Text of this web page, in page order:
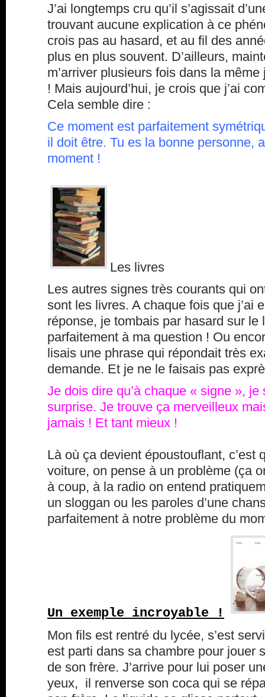
J’ai longtemps cru qu’il s’agissait
trouvant aucune explication à ce
crois pas au hasard, et au fil des
plus en plus souvent. D’ailleurs,
m’arriver plusieurs fois dans la même
! Mais aujourd’hui, je crois que j’ai
Cela semble dire :
Ce moment est parfaitement
il doit être. Tu es la bonne personne,
moment !
Les livres
Les autres signes très courants qui
sont les livres. A chaque fois que j’ai
réponse, je tombais par hasard sur le
parfaitement à ma question ! Ou
lisais une phrase qui répondait très
demande. Et je ne le faisais pas
Je dois dire qu’à chaque « signe »,
surprise. Je trouve ça merveilleux
jamais ! Et tant mieux !
Là où ça devient époustouflant, c’est
voiture, on pense à un problème (ça
à coup, à la radio on entend
un sloggan ou les paroles d’une
parfaitement à notre problème du
Un exemple incroyable !
Mon fils est rentré du lycée, s’est
est parti dans sa chambre pour jouer
de son frère. J’arrive pour lui poser
yeux, il renverse son coca qui se